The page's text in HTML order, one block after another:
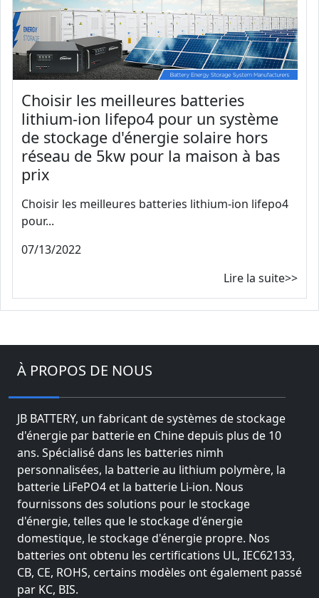
Choisir les meilleures batteries
lithium-ion lifepo4 pour un système
de stockage d'énergie solaire hors
réseau de 5kw pour la maison à bas
prix
Choisir les meilleures batteries lithium-ion lifepo4
pour...
07/13/2022
Lire la suite>>
À PROPOS DE NOUS
JB BATTERY, un fabricant de systèmes de stockage
d'énergie par batterie en Chine depuis plus de 10
ans. Spécialisé dans les batteries nimh
personnalisées, la batterie au lithium polymère, la
batterie LiFePO4 et la batterie Li-ion. Nous
fournissons des solutions pour le stockage
d'énergie, telles que le stockage d'énergie
domestique, le stockage d'énergie propre. Nos
batteries ont obtenu les certifications UL, IEC62133,
CB, CE, ROHS, certains modèles ont également passé
par KC, BIS.